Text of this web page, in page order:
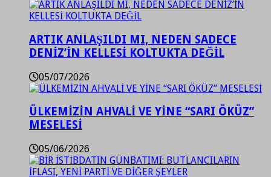
ARTIK ANLAŞILDI MI, NEDEN SADECE
DENİZ’İN KELLESİ KOLTUKTA DEĞİL
05/07/2026
ÜLKEMİZİN AHVALİ VE YİNE “SARI ÖKÜZ”
MESELESİ
05/06/2026